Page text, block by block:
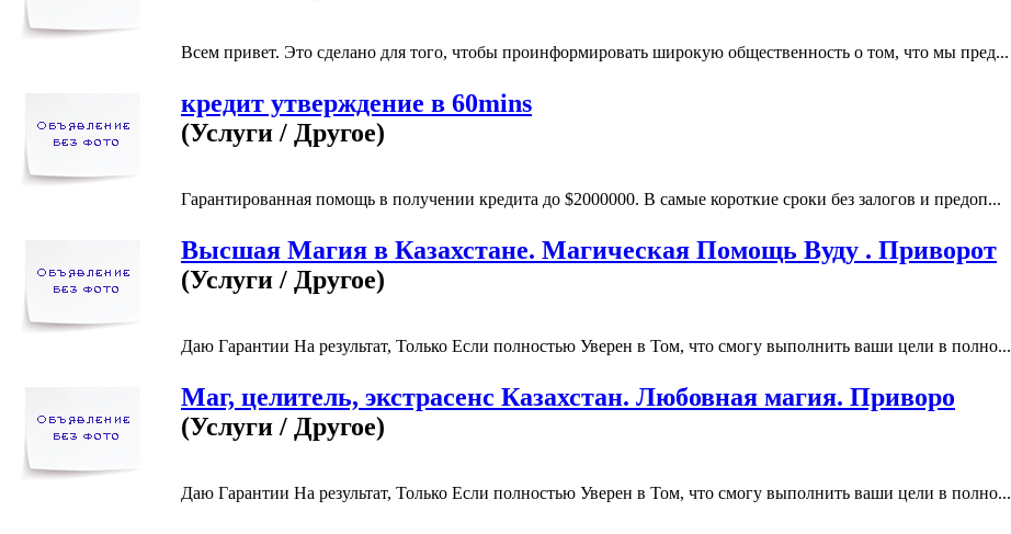
Всем привет. Это сделано для того, чтобы проинформировать широкую общественность о том, что мы пред...
кредит утверждение в 60mins
(Услуги / Другое)
Гарантированная помощь в получении кредита до $2000000. В самые короткие сроки без залогов и предоп...
Высшая Магия в Казахстане. Магическая Помощь Вуду . Приворот
(Услуги / Другое)
Даю Гарантии На результат, Только Если полностью Уверен в Том, что смогу выполнить ваши цели в полно...
Маг, целитель, экстрасенс Казахстан. Любовная магия. Приворо
(Услуги / Другое)
Даю Гарантии На результат, Только Если полностью Уверен в Том, что смогу выполнить ваши цели в полно...